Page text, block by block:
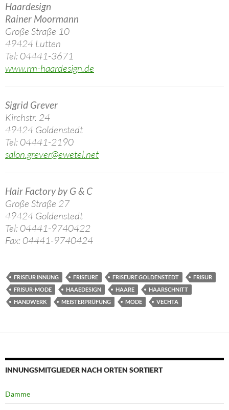
Haardesign
Rainer Moormann
Große Straße 10
49424 Lutten
Tel: 04441-3671
www.rm-haardesign.de
Sigrid Grever
Kirchstr. 24
49424 Goldenstedt
Tel: 04441-2190
salon.grever@ewetel.net
Hair Factory by G & C
Große Straße 27
49424 Goldenstedt
Tel: 04441-9740422
Fax: 04441-9740424
FRISEUR INNUNG FRISEURE FRISEURE GOLDENSTEDT
FRISUR
FRISUR-MODE
HAAEDESIGN HAARE
HAARSCHNITT
HANDWERK
MEISTERPRÜFUNG MODE VECHTA
INNUNGSMITGLIEDER NACH ORTEN SORTIERT
Damme